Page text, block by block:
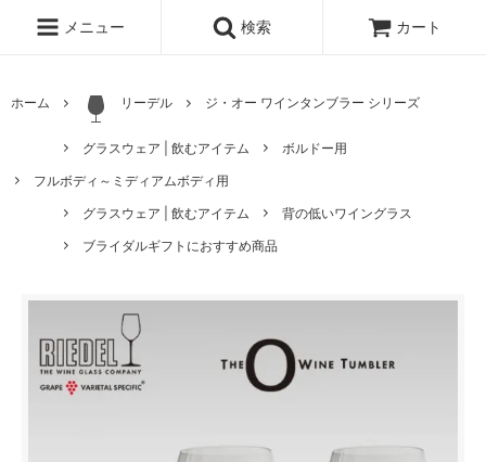
メニュー 検索 カート
ホーム リーデル ジ・オー ワインタンブラー シリーズ
グラスウェア | 飲むアイテム
ボルドー用
フルボディ～ミディアムボディ用
グラスウェア | 飲むアイテム
背の低いワイングラス
ブライダルギフトにおすすめ商品